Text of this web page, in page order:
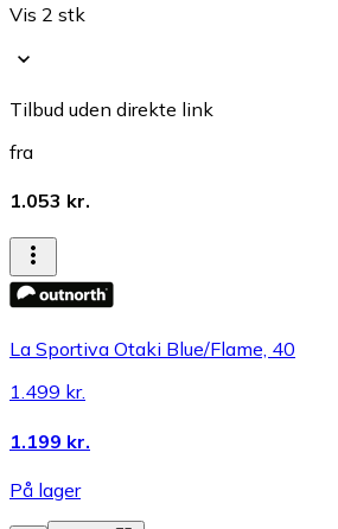
Vis 2 stk
Tilbud uden direkte link
fra
1.053 kr.
La Sportiva Otaki Blue/Flame, 40
1.499 kr.
1.199 kr.
På lager